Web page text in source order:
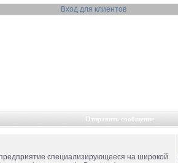
Вход для клиентов
Отправить сообщение
специализирующееся на широкой